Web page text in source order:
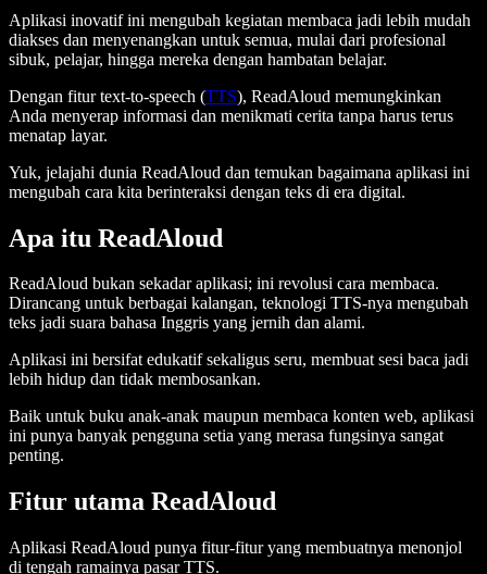
Aplikasi inovatif ini mengubah kegiatan membaca jadi lebih mudah
diakses dan menyenangkan untuk semua, mulai dari profesional
sibuk, pelajar, hingga mereka dengan hambatan belajar.
Dengan fitur text-to-speech (TTS), ReadAloud memungkinkan
Anda menyerap informasi dan menikmati cerita tanpa harus terus
menatap layar.
Yuk, jelajahi dunia ReadAloud dan temukan bagaimana aplikasi ini
mengubah cara kita berinteraksi dengan teks di era digital.
Apa itu ReadAloud
ReadAloud bukan sekadar aplikasi; ini revolusi cara membaca.
Dirancang untuk berbagai kalangan, teknologi TTS-nya mengubah
teks jadi suara bahasa Inggris yang jernih dan alami.
Aplikasi ini bersifat edukatif sekaligus seru, membuat sesi baca jadi
lebih hidup dan tidak membosankan.
Baik untuk buku anak-anak maupun membaca konten web, aplikasi
ini punya banyak pengguna setia yang merasa fungsinya sangat
penting.
Fitur utama ReadAloud
Aplikasi ReadAloud punya fitur-fitur yang membuatnya menonjol
di tengah ramainya pasar TTS.